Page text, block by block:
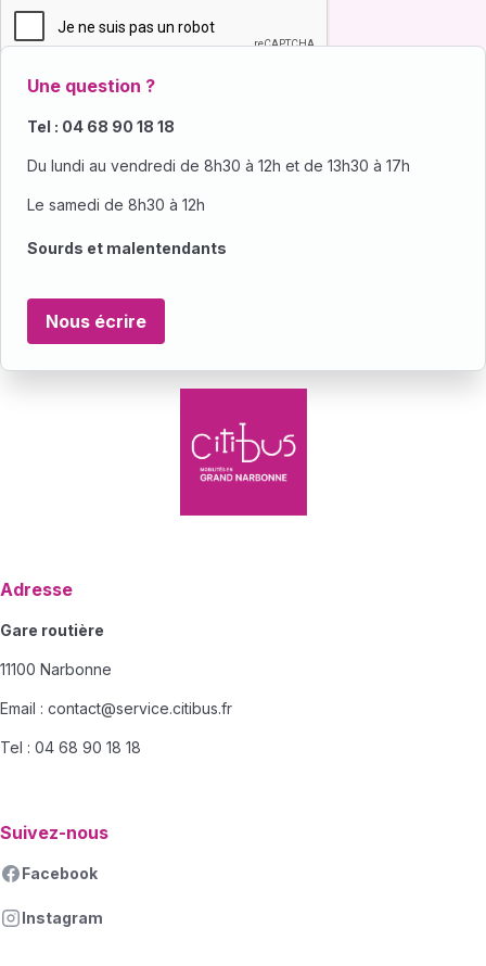
Une question ?
Tel : 04 68 90 18 18
Du lundi au vendredi de 8h30 à 12h et de 13h30 à 17h
Le samedi de 8h30 à 12h
Sourds et malentendants
Nous écrire
Adresse
Gare routière
11100 Narbonne
Email : contact@service.citibus.fr
Tel : 04 68 90 18 18
Suivez-nous
Facebook
Instagram